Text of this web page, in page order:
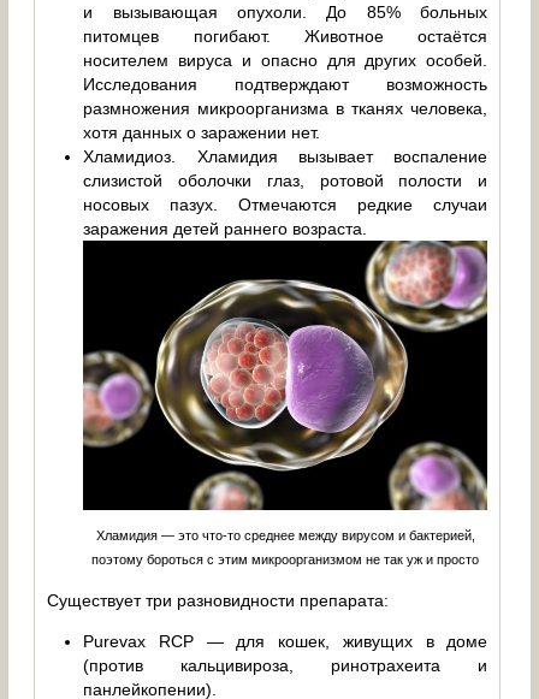
и вызывающая опухоли. До 85% больных
питомцев погибают. Животное остаётся
носителем вируса и опасно для других особей.
Исследования подтверждают возможность
размножения микроорганизма в тканях человека,
хотя данных о заражении нет.
Хламидиоз. Хламидия вызывает воспаление
слизистой оболочки глаз, ротовой полости и
носовых пазух. Отмечаются редкие случаи
заражения детей раннего возраста.
Хламидия — это что-то среднее между вирусом и бактерией,
поэтому бороться с этим микроорганизмом не так уж и просто
Существует три разновидности препарата:
Purevax RCP — для кошек, живущих в доме
(против кальцивироза, ринотрахеита и
панлейкопении).